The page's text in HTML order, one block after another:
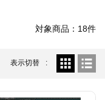
対象商品：18件
表示切替